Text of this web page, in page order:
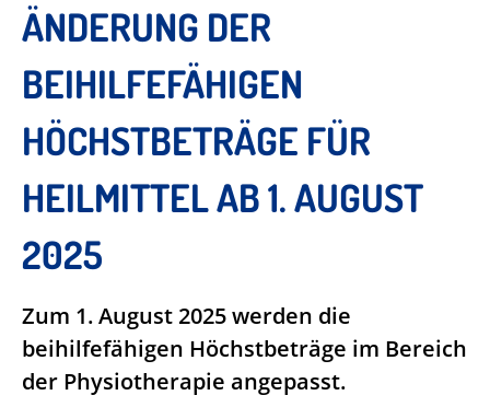
ÄNDERUNG DER
BEIHILFEFÄHIGEN
HÖCHSTBETRÄGE FÜR
HEILMITTEL AB 1. AUGUST
2025
Zum 1. August 2025 werden die
beihilfefähigen Höchstbeträge im Bereich
der Physiotherapie angepasst.